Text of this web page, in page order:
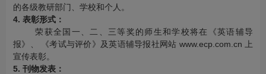
的各级教研部门、学校和个人。
4. 表彰形式：
荣获全国一、二、三等奖的师生和学校将在《英语辅导
报》、 《考试与评价》及英语辅导报社网站 www.ecp.com.cn 上
宣传表彰。
5. 刊物发表：